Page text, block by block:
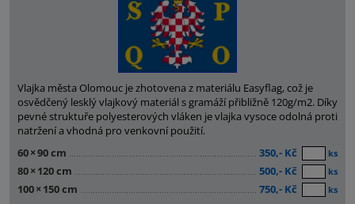
Vlajka města Olomouc je zhotovena z materiálu Easyflag, což je
osvědčený lesklý vlajkový materiál s gramáží přibližně 120g/m2. Díky
pevné struktuře polyesterových vláken je vlajka vysoce odolná proti
natržení a vhodná pro venkovní použití.
60×90 cm 350,- Kč ks
80× 120 cm 500,- Kč ks
100× 150 cm 750,- Kč ks